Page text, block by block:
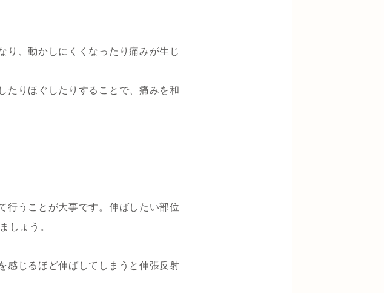
り、動かしにくくなったり痛みが生じ
たりほぐしたりすることで、痛みを和
行うことが大事です。伸ばしたい部位
しょう。
感じるほど伸ばしてしまうと伸張反射